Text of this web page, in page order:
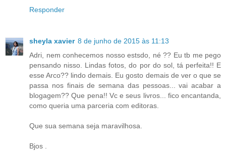
Responder
sheyla xavier 8 de junho de 2015 às 11:13
Adri, nem conhecemos nosso estsdo, né ?? Eu tb me pego
pensando nisso. Lindas fotos, do por do sol, tá perfeita!! E
esse Arco?? lindo demais. Eu gosto demais de ver o que se
passa nos finais de semana das pessoas... vai acabar a
blogagem?? Que pena!! Vc e seus livros... fico encantanda,
como queria uma parceria com editoras.
Que sua semana seja maravilhosa.
Bjos .